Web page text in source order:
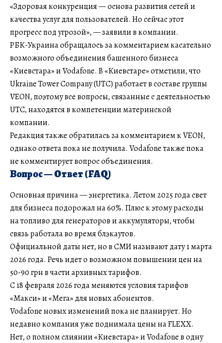
«Здоровая конкуренция — основа развития сетей и
качества услуг для пользователей. Но сейчас этот
прогресс под угрозой», — заявили в компании.
РБК-Украина обращалось за комментарием касательно
возможного объединения башенного бизнеса
«Киевстара» и Vodafone. В «Киевстаре» отметили, что
Ukraine Tower Company (UTC) работает в составе группы
VEON, поэтому все вопросы, связанные с деятельностью
UTC, находятся в компетенции материнской
компании.
Редакция также обратилась за комментарием к VEON,
однако ответа пока не получила. Vodafone также пока
не комментирует вопрос объединения.
Вопрос — Ответ (FAQ)
Основная причина — энергетика. Летом 2025 года свет
для бизнеса подорожал на 60%. Плюс к этому расходы
на топливо для генераторов и аккумуляторы, чтобы
связь работала во время блэкаутов.
Официальной даты нет, но в СМИ называют дату 1 марта
2026 года. Речь идет о возможном повышении цен на
50-90 грн в части архивных тарифов.
С 18 февраля 2026 года меняются условия тарифов
«Макси» и «Мега» для новых абонентов.
Vodafone новых изменений пока не планирует. Но
недавно компания уже поднимала цены на FLEXX.
Нет, о полном слиянии «Киевстара» и Vodafone в одну